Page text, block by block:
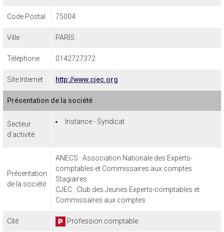
Code Postal 75004
Ville PARIS
Téléphone 0142727372
Site Internet http://www.cjec.org
Présentation de la société
Secteur
d'activité
Instance - Syndicat
Présentation
de la société
ANECS : Association Nationale des Experts-
comptables et Commissaires aux comptes
Stagiaires
CJEC : Club des Jeunes Experts-comptables et
Commissaires aux comptes
Cité Profession comptable